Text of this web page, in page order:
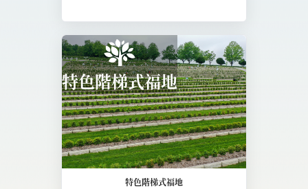
特色階梯式福地
特色階梯式福地